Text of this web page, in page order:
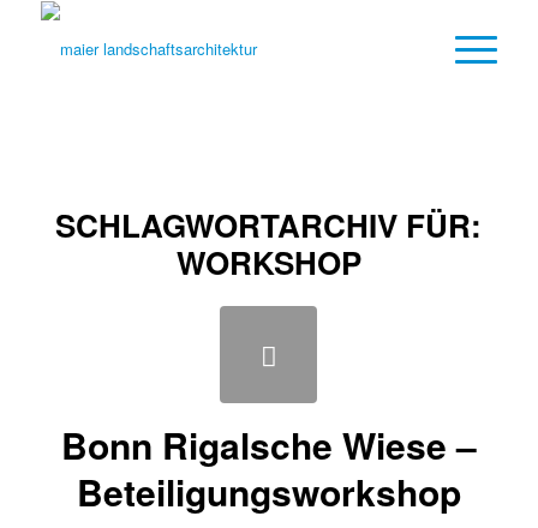
SCHLAGWORTARCHIV FÜR:
WORKSHOP
Bonn Rigalsche Wiese –
Beteiligungsworkshop